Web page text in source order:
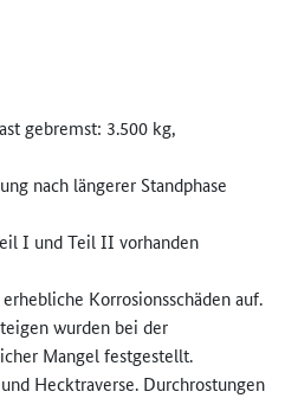
gebremst: 3.500 kg,
nach längerer Standphase
I und Teil II vorhanden
Korrosionsschäden auf.
wurden bei der
Mangel festgestellt.
Hecktraverse. Durchrostungen